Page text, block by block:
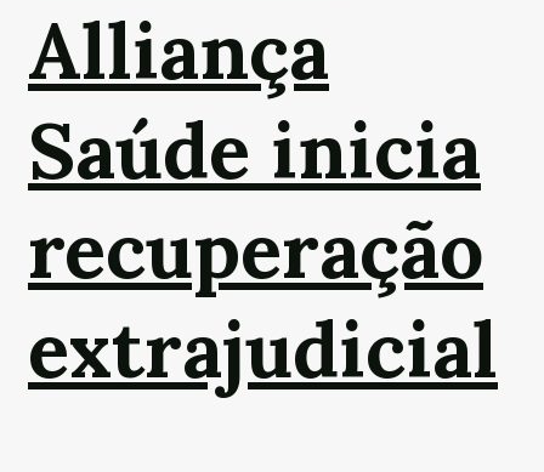
Alliança
Saúde inicia
recuperação
extrajudicial